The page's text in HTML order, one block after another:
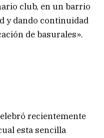
club, en un barrio
y dando continuidad
de basurales».
recientemente
esta sencilla